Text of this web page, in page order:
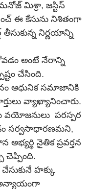
మనోజ్ మిశ్రా, జస్టిస్
ఈ కేసును నిశితంగా
నిర్ణయాన్ని
అంటే నేరాన్ని
చేసింది.
ఆధునిక సమాజానికి
వ్యాఖ్యానించారు.
వయోజనులు పరస్పర
సర్వసాధారణమని,
అభ్యర్థి నైతిక ప్రవర్తన
చెప్పింది.
హక్కు
అన్యాయంగా